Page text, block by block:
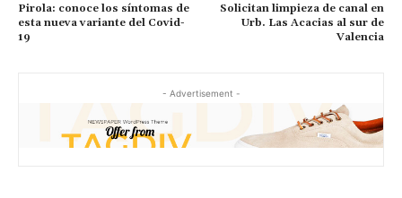
Pirola: conoce los síntomas de
esta nueva variante del Covid-
19
Solicitan limpieza de canal en
Urb. Las Acacias al sur de
Valencia
- Advertisement -